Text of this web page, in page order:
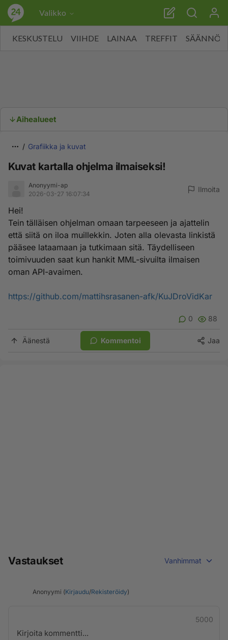
Valikko
KESKUSTELU VIIHDE LAINAA TREFFIT SÄÄNNÖT
Aihealueet
Grafiikka ja kuvat
Kuvat kartalla ohjelma ilmaiseksi!
Anonyymi-ap
2026-03-27 16:07:34
Ilmoita
Hei!
Tein tälläisen ohjelman omaan tarpeeseen ja ajattelin
että siitä on iloa muillekkin. Joten alla olevasta linkistä
pääsee lataamaan ja tutkimaan sitä. Täydelliseen
toimivuuden saat kun hankit MML-sivuilta ilmaisen
oman API-avaimen.
https://github.com/mattihsrasanen-afk/KuJDroVidKar
0 88
Äänestä Kommentoi Jaa
Vastaukset Vanhimmat
Anonyymi (Kirjaudu/Rekisteröidy)
5000